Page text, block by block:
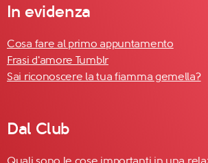
In evidenza
Cosa fare al primo appuntamento
Frasi d'amore Tumblr
Sai riconoscere la tua fiamma gemella?
Dal Club